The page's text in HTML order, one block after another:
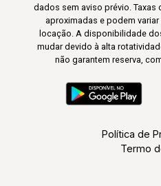
dados sem aviso prévio. Taxas
aproximadas e podem
locação. A disponibilidade
mudar devido à alta
não garantem reserva,
Política de
Termo